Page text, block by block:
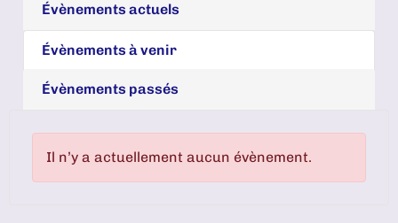
Évènements actuels
Évènements à venir
Évènements passés
Il n’y a actuellement aucun évènement.